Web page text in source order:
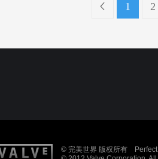
1 2
© 完美世界 版权所有 Perfect